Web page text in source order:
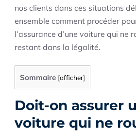
nos clients dans ces situations
ensemble comment procéder
l’assurance d’une voiture qui ne
restant dans la légalité.
Sommaire [afficher]
Doit-on assurer
voiture qui ne